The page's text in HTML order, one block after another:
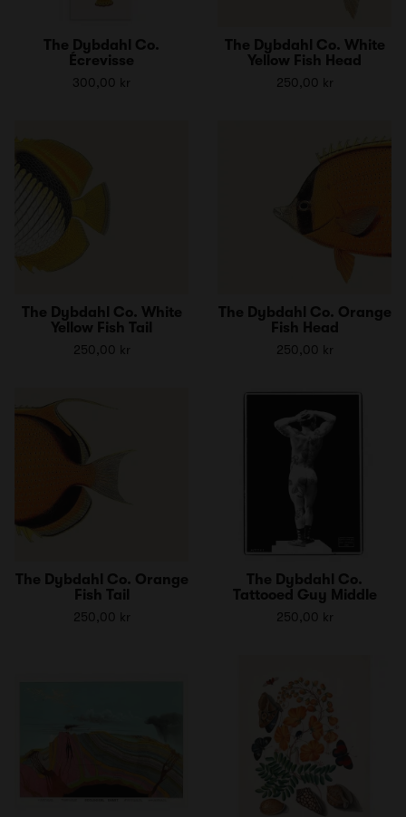
The Dybdahl Co.
Écrevisse
300,00 kr
The Dybdahl Co. White
Yellow Fish Head
250,00 kr
The Dybdahl Co. White
Yellow Fish Tail
250,00 kr
The Dybdahl Co. Orange
Fish Head
250,00 kr
The Dybdahl Co. Orange
Fish Tail
250,00 kr
The Dybdahl Co.
Tattooed Guy Middle
250,00 kr